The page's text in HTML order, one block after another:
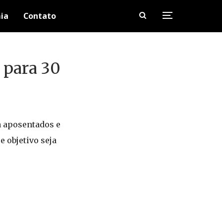
Contato
30
e
objetivo seja